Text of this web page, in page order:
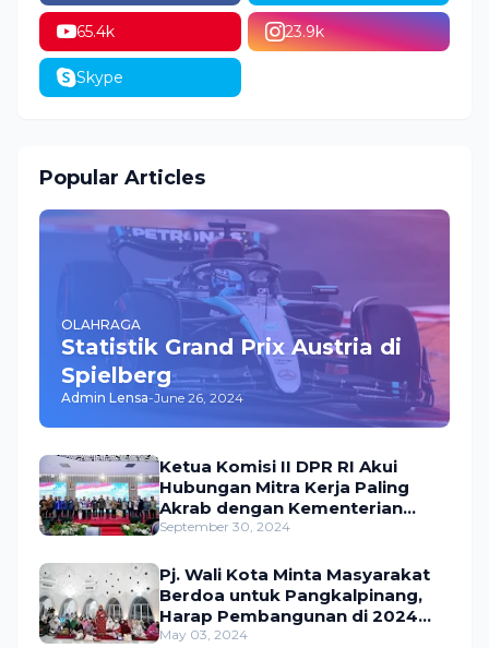
65.4k 23.9k
Skype
Popular Articles
OLAHRAGA
Statistik Grand Prix Austria di
Spielberg
Admin Lensa-June 26, 2024
Ketua Komisi II DPR RI Akui
Hubungan Mitra Kerja Paling
Akrab dengan Kementerian
ATR/BPN
September 30, 2024
Pj. Wali Kota Minta Masyarakat
Berdoa untuk Pangkalpinang,
Harap Pembangunan di 2024
Berjalan Lancar
May 03, 2024